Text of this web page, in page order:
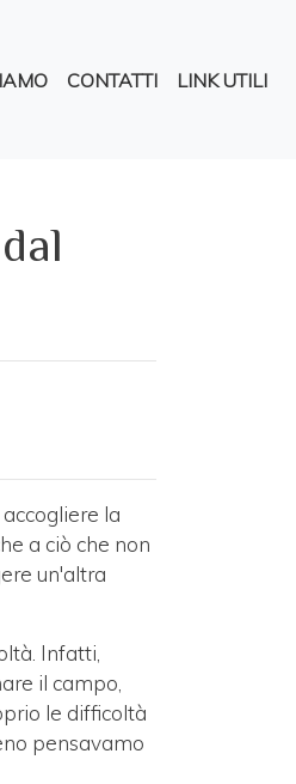
CONTATTI LINK UTILI
la
a ciò che non
un'altra
Infatti,
il campo,
le difficoltà
pensavamo